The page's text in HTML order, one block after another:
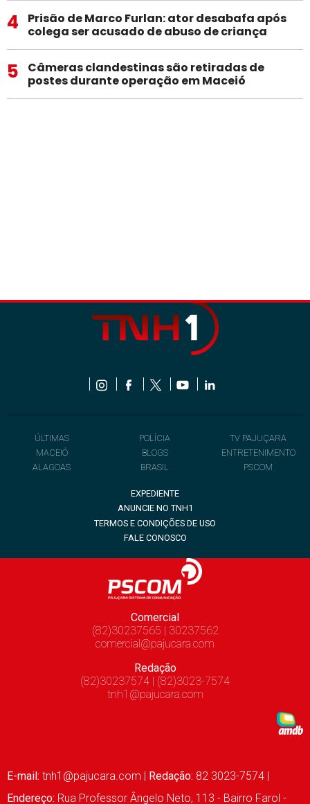
4
Prisão de Marco Furlan: ator desabafa após
colega ser acusado de abuso de criança
5
Câmeras clandestinas são retiradas de
postes durante operação em Maceió
ÚLTIMAS
MACEIÓ
ALAGOAS
POLÍCIA
BLOGS
BRASIL
TV PAJUÇARA
ENTRETENIMENTO
PSCOM
EXPEDIENTE
ANUNCIE NO TNH1
TERMOS E CONDIÇÕES DE USO
FALE CONOSCO
Comercial
(82)30237565 | 30237562
comercial@pajucara.com
Redação
(82)30237574 | (82)3023-7574
tnh1@pajucara.com
E-mail: tnh1@pajucara.com | Redação: 82 3023-7574 |
Endereço: Rua Professor Ângelo Neto, 113 - Bairro Farol -